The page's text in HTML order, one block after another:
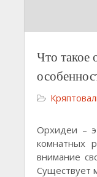
Что такое
Орхидеи –
комнатных
внимание
Существует